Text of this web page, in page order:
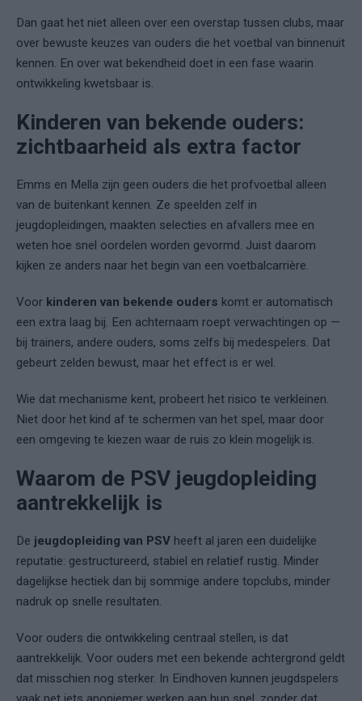
Dan gaat het niet alleen over een overstap tussen clubs, maar
over bewuste keuzes van ouders die het voetbal van binnenuit
kennen. En over wat bekendheid doet in een fase waarin
ontwikkeling kwetsbaar is.
Kinderen van bekende ouders:
zichtbaarheid als extra factor
Emms en Mella zijn geen ouders die het profvoetbal alleen
van de buitenkant kennen. Ze speelden zelf in
jeugdopleidingen, maakten selecties en afvallers mee en
weten hoe snel oordelen worden gevormd. Juist daarom
kijken ze anders naar het begin van een voetbalcarrière.
Voor kinderen van bekende ouders komt er automatisch
een extra laag bij. Een achternaam roept verwachtingen op —
bij trainers, andere ouders, soms zelfs bij medespelers. Dat
gebeurt zelden bewust, maar het effect is er wel.
Wie dat mechanisme kent, probeert het risico te verkleinen.
Niet door het kind af te schermen van het spel, maar door
een omgeving te kiezen waar de ruis zo klein mogelijk is.
Waarom de PSV jeugdopleiding
aantrekkelijk is
De jeugdopleiding van PSV heeft al jaren een duidelijke
reputatie: gestructureerd, stabiel en relatief rustig. Minder
dagelijkse hectiek dan bij sommige andere topclubs, minder
nadruk op snelle resultaten.
Voor ouders die ontwikkeling centraal stellen, is dat
aantrekkelijk. Voor ouders met een bekende achtergrond geldt
dat misschien nog sterker. In Eindhoven kunnen jeugdspelers